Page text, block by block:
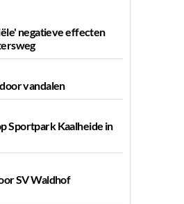
negatieve effecten
vandalen
Sportpark Kaalheide in
SV Waldhof